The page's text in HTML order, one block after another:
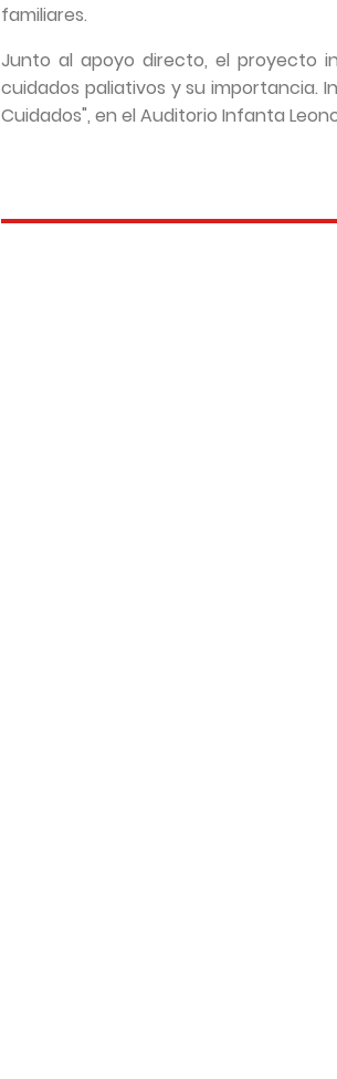
familiares.
Junto al apoyo directo, el proyecto
cuidados paliativos y su importancia.
Cuidados", en el Auditorio Infanta